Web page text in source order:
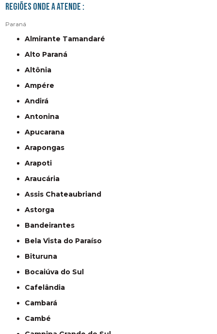
Regiões onde a atende :
Paraná
Almirante Tamandaré
Alto Paraná
Altônia
Ampére
Andirá
Antonina
Apucarana
Arapongas
Arapoti
Araucária
Assis Chateaubriand
Astorga
Bandeirantes
Bela Vista do Paraíso
Bituruna
Bocaiúva do Sul
Cafelândia
Cambará
Cambé